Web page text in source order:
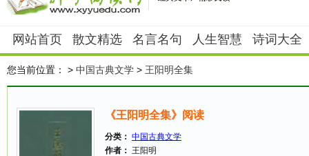
网站首页 散文精选 名言名句 人生智慧 诗词大全
您当前位置： > 中国古典文学 > 王阳明全集
《王阳明全集》阅读
分类： 中国古典文学
作者： 王阳明